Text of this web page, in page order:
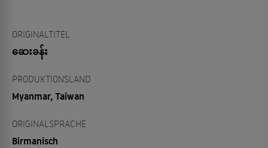
ORIGINALTITEL
ဆေးခန်း
PRODUKTIONSLAND
Myanmar, Taiwan
ORIGINALSPRACHE
Birmanisch